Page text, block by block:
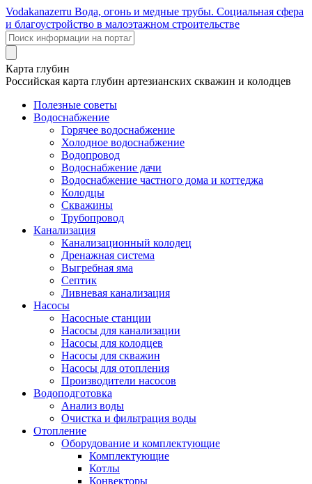
Vodakanazerru Вода, огонь и медные трубы. Социальная сфера
и благоустройство в малоэтажном строительстве
Карта глубин
Российская карта глубин артезианских скважин и колодцев
Полезные советы
Водоснабжение
Горячее водоснабжение
Холодное водоснабжение
Водопровод
Водоснабжение дачи
Водоснабжение частного дома и коттеджа
Колодцы
Скважины
Трубопровод
Канализация
Канализационный колодец
Дренажная система
Выгребная яма
Септик
Ливневая канализация
Насосы
Насосные станции
Насосы для канализации
Насосы для колодцев
Насосы для скважин
Насосы для отопления
Производители насосов
Водоподготовка
Анализ воды
Очистка и фильтрация воды
Отопление
Оборудование и комплектующие
Комплектующие
Котлы
Конвекторы